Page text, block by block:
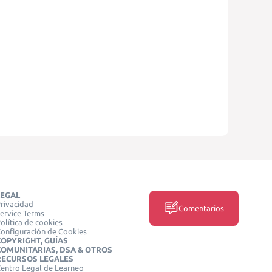
Terms
de cookies
de Cookies
GUÍAS
DSA & OTROS
LEGALES
Legal de Learneo
Comentarios